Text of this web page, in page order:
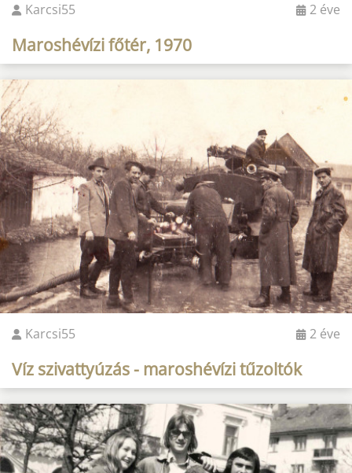
Karcsi55 2 éve
Maroshévízi főtér, 1970
Karcsi55 2 éve
Víz szivattyúzás - maroshévízi tűzoltók